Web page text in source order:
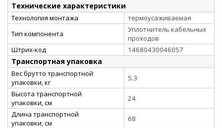
Технические характеристики
Технология монтажа
термоусаживаемая
Тип компонента
Уплотнитель кабельных
проходов
Штрих-код
14680430046057
Транспортная упаковка
Вес брутто транспортной
упаковки, кг
5.3
Высота транспортной
упаковки, см
24
Длина транспортной
упаковки, см
68